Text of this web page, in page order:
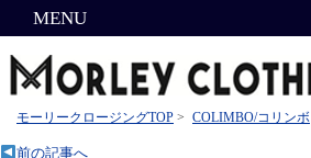
MENU
モーリークロージングTOP > COLIMBO/コリンボ
前の記事へ